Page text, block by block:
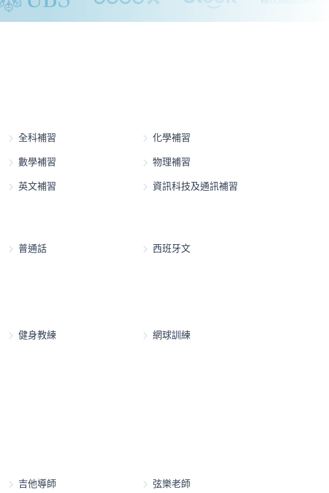
全科補習 化學補習
數學補習 物理補習
英文補習 資訊科技及通訊補習
普通話 西班牙文
健身教練 網球訓練
吉他導師 弦樂老師